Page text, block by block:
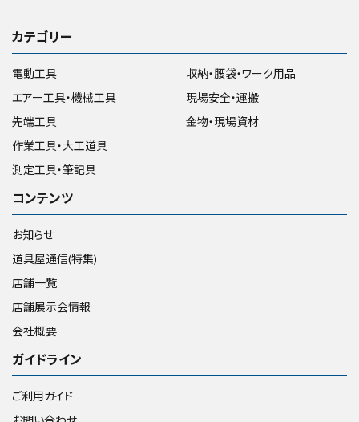
カテゴリー
電動工具
エアー工具・機械工具
先端工具
作業工具・大工道具
測定工具・筆記具
収納・腰袋・ワーク用品
現場安全・運搬
金物・現場資材
コンテンツ
お知らせ
道具屋通信(特集)
店舗一覧
店舗展示会情報
会社概要
ガイドライン
ご利用ガイド